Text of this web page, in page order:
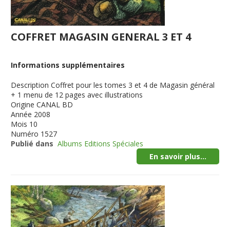
COFFRET MAGASIN GENERAL 3 ET 4
Informations supplémentaires
Description Coffret pour les tomes 3 et 4 de Magasin général
+ 1 menu de 12 pages avec illustrations
Origine CANAL BD
Année 2008
Mois 10
Numéro 1527
Publié dans Albums Editions Spéciales
En savoir plus...